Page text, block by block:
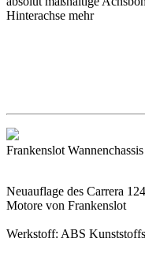
Hinterachse mehr
Frankenslot
Neuauflage des Carrera
Motore von Frankenslot
Werkstoff: ABS